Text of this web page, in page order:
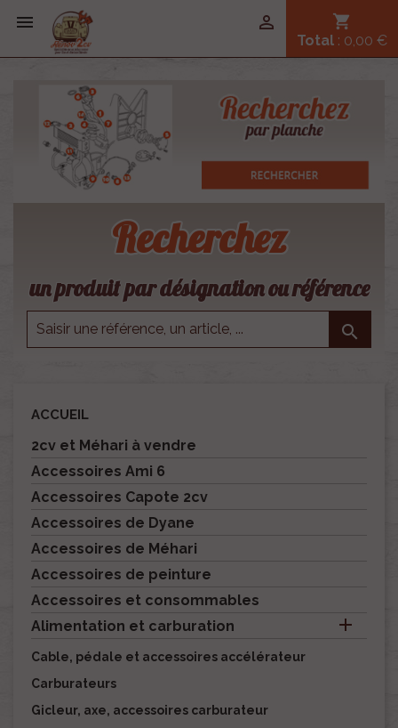
 shopping_cart
Total : 0,00 €

Recherchez
un produit par désignation ou référence

ACCUEIL
2cv et Méhari à vendre
Accessoires Ami 6
Accessoires Capote 2cv
Accessoires de Dyane
Accessoires de Méhari
Accessoires de peinture
Accessoires et consommables
Alimentation et carburation

Cable, pédale et accessoires accélérateur
Carburateurs
Gicleur, axe, accessoires carburateur